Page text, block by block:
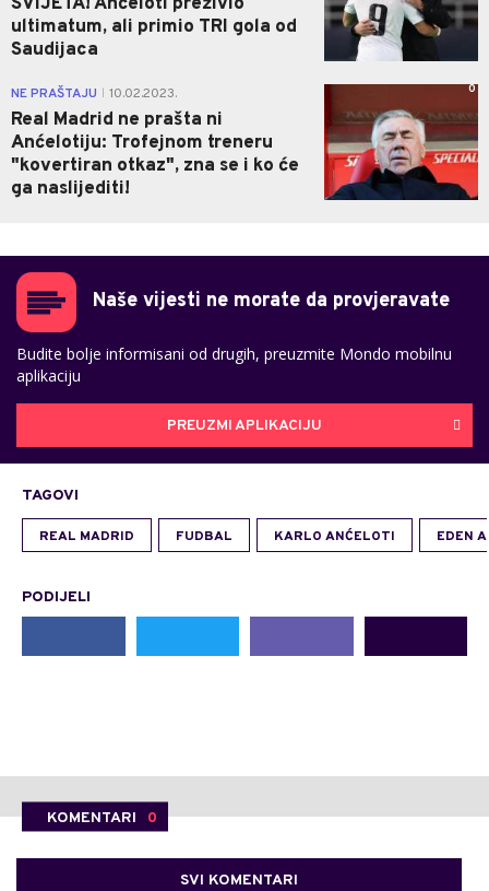
ultimatum, ali primio TRI gola od
Saudijaca
NE PRAŠTAJU 10.02.2023.
Real Madrid ne prašta ni
Anćelotiju: Trofejnom treneru
"kovertiran otkaz", zna se i ko će
ga naslijediti!
0
Naše vijesti ne morate da provjeravate
Budite bolje informisani od drugih, preuzmite Mondo mobilnu
aplikaciju
PREUZMI APLIKACIJU
TAGOVI
REAL MADRID FUDBAL KARLO ANĆELOTI EDEN
PODIJELI
KOMENTARI 0
SVI KOMENTARI